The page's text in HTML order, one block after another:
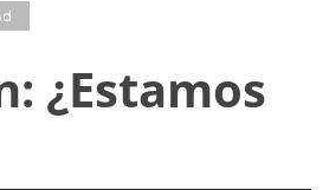
¿Estamos